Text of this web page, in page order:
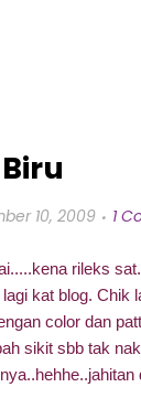
10, 2009 1
rileks
kat blog. Chik
color dan
sikit sbb tak